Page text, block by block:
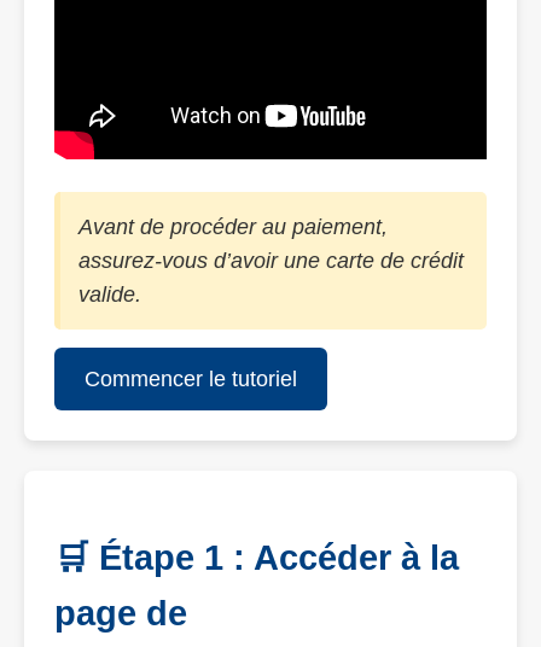
Avant de procéder au paiement,
assurez-vous d’avoir une carte de crédit
valide.
Commencer le tutoriel
🛒 Étape 1 : Accéder à la
page de